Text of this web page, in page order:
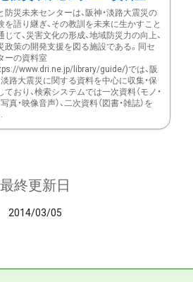
防災未来センターは、阪神・淡路大震災の
を語り継ぎ、その教訓を未来に生かすこと
じて、災害文化の形成、地域防災力の向上、
政策の開発支援を図る施設である。同セ
ーの資料室
www.dri.ne.jp/library/guide/)では、阪
淡路大震災に関する資料を中心に収集・保
ており、検索システムでは一次資料（モノ・
写真・映像音声）、二次資料（図書・雑誌）を
最終更新日
2014/03/05